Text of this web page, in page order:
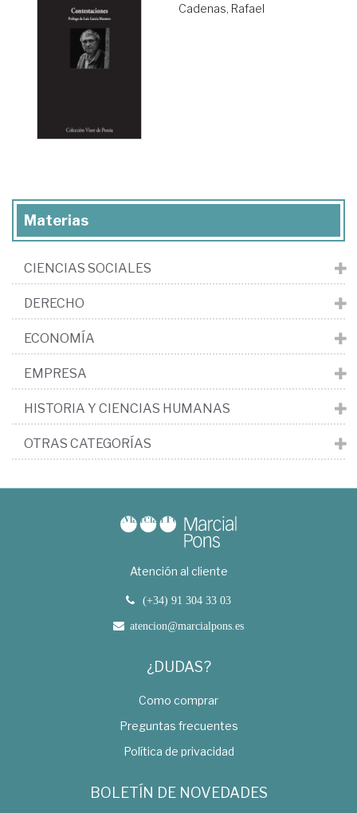
Cadenas, Rafael
Materias
CIENCIAS SOCIALES
DERECHO
ECONOMÍA
EMPRESA
HISTORIA Y CIENCIAS HUMANAS
OTRAS CATEGORÍAS
Atención al cliente
(+34) 91 304 33 03
atencion@marcialpons.es
¿DUDAS?
Como comprar
Preguntas frecuentes
Política de privacidad
BOLETÍN DE NOVEDADES